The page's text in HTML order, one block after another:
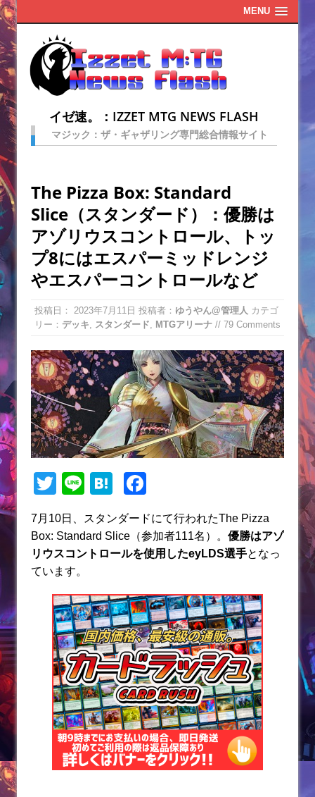
MENU
イゼ速。：IZZET MTG NEWS FLASH
マジック：ザ・ギャザリング専門総合情報サイト
The Pizza Box: Standard
Slice（スタンダード）：優勝は
アゾリウスコントロール、トッ
プ8にはエスパーミッドレンジ
やエスパーコントロールなど
投稿日： 2023年7月11日 投稿者： ゆうやん@管理人 カテゴ
リー： デッキ スタンダード MTGアリーナ // 79 Comments
T
itt
er
Li
e
H
e
n
c
e
o
o
k
7月10日、スタンダードにて行われたThe Pizza
Box: Standard Slice（参加者111名）。 優勝はアゾ
リウスコントロールを使用したeyLDS選手となっ
ています。